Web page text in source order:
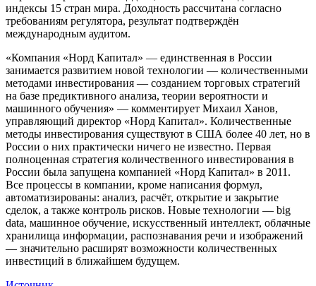
индексы 15 стран мира. Доходность рассчитана согласно
требованиям регулятора, результат подтверждён
международным аудитом.
«Компания «Норд Капитал» — единственная в России
занимается развитием новой технологии — количественными
методами инвестирования — созданием торговых стратегий
на базе предиктивного анализа, теории вероятности и
машинного обучения» — комментирует Михаил Ханов,
управляющий директор «Норд Капитал». Количественные
методы инвестирования существуют в США более 40 лет, но в
России о них практически ничего не известно. Первая
полноценная стратегия количественного инвестирования в
России была запущена компанией «Норд Капитал» в 2011.
Все процессы в компании, кроме написания формул,
автоматизированы: анализ, расчёт, открытие и закрытие
сделок, а также контроль рисков. Новые технологии — big
data, машинное обучение, искусственный интеллект, облачные
хранилища информации, распознавания речи и изображений
— значительно расширят возможности количественных
инвестиций в ближайшем будущем.